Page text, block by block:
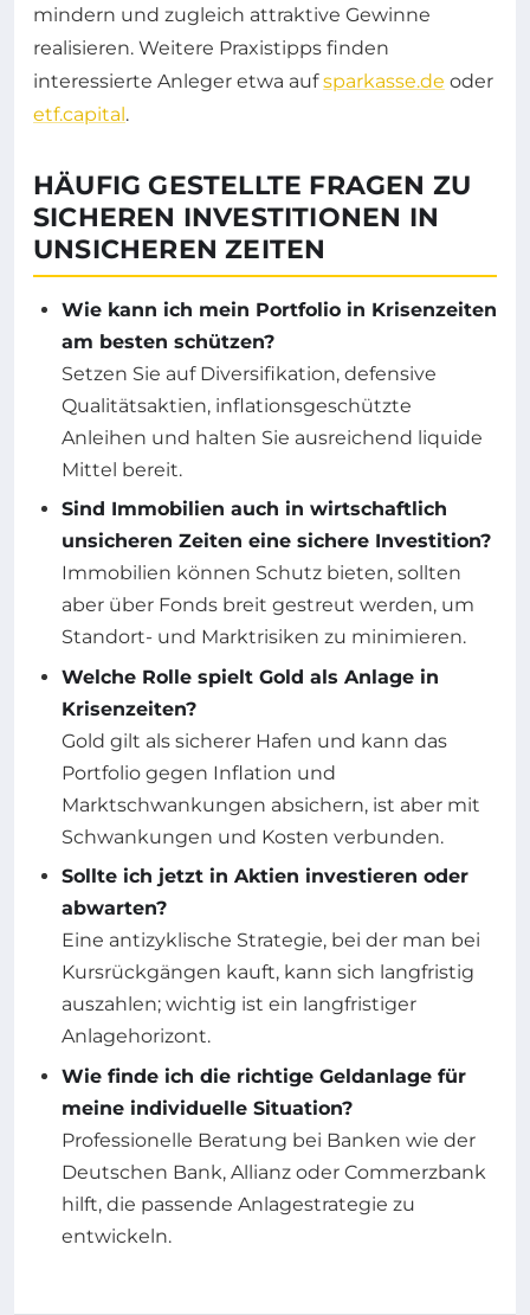
mindern und zugleich attraktive Gewinne
realisieren. Weitere Praxistipps finden
interessierte Anleger etwa aufsparkasse.de oder
etf.capital.
HÄUFIG GESTELLTE FRAGEN ZU
SICHEREN INVESTITIONEN IN
UNSICHEREN ZEITEN
Wie kann ich mein Portfolio in Krisenzeiten
am besten schützen?
Setzen Sie auf Diversifikation, defensive
Qualitätsaktien, inflationsgeschützte
Anleihen und halten Sie ausreichend liquide
Mittel bereit.
Sind Immobilien auch in wirtschaftlich
unsicheren Zeiten eine sichere Investition?
Immobilien können Schutz bieten, sollten
aber über Fonds breit gestreut werden, um
Standort- und Marktrisiken zu minimieren.
Welche Rolle spielt Gold als Anlage in
Krisenzeiten?
Gold gilt als sicherer Hafen und kann das
Portfolio gegen Inflation und
Marktschwankungen absichern, ist aber mit
Schwankungen und Kosten verbunden.
Sollte ich jetzt in Aktien investieren oder
abwarten?
Eine antizyklische Strategie, bei der man bei
Kursrückgängen kauft, kann sich langfristig
auszahlen; wichtig ist ein langfristiger
Anlagehorizont.
Wie finde ich die richtige Geldanlage für
meine individuelle Situation?
Professionelle Beratung bei Banken wie der
Deutschen Bank, Allianz oder Commerzbank
hilft, die passende Anlagestrategie zu
entwickeln.